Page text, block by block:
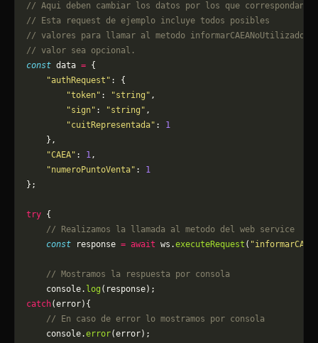
// Aqui deben cambiar los datos por los que correspondan.
// Esta request de ejemplo incluye todos posibles
// valores para llamar al metodo
// valor sea opcional.
const data = {
    "authRequest"
: {
        "token"
: "string" ,
        "sign"
: "string" ,
        "cuitRepresentada"
: 1
    },
    "CAEA"
: 1,
    "numeroPuntoVenta"
: 1
};
try {
    // Realizamos la llamada al metodo del web service
    const
response = await ws.executeRequest (
    // Mostramos la respuesta por consola
    console.
log (response);
catch(error){
    // En caso de error lo mostramos por consola
	console.
error(error);